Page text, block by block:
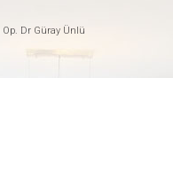
Op. Dr Güray Ünlü